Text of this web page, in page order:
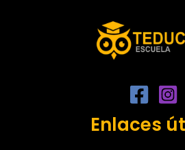
Enlaces